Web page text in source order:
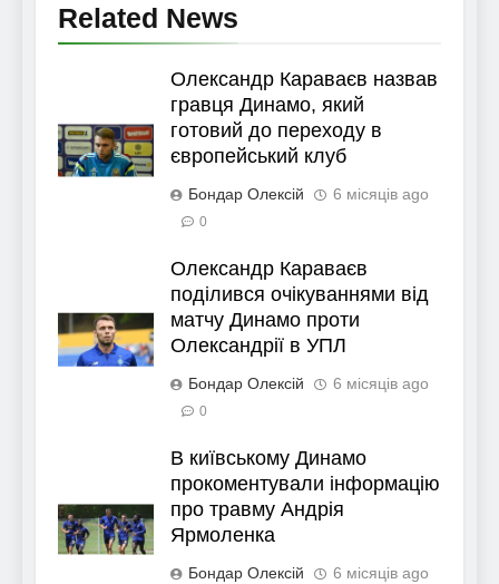
Related News
Олександр Караваєв назвав
гравця Динамо, який
готовий до переходу в
європейський клуб
Бондар Олексій 6 місяців ago
0
Олександр Караваєв
поділився очікуваннями від
матчу Динамо проти
Олександрії в УПЛ
Бондар Олексій 6 місяців ago
0
В київському Динамо
прокоментували інформацію
про травму Андрія
Ярмоленка
Бондар Олексій 6 місяців ago